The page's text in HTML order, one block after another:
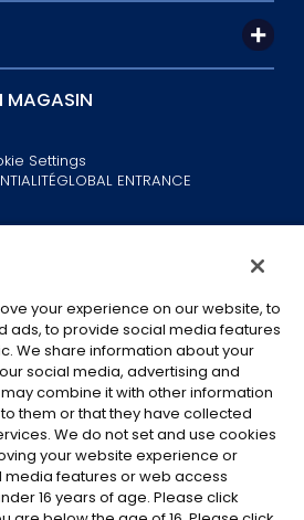
MAGASIN
Settings
GLOBAL ENTRANCE
Animation
données de ce site web ne peuvent être
utilisées sur ce site peuvent différer du
encore en cours de développement.
your experience on our website, to
ads, to provide social media features
We share information about your
social media, advertising and
combine it with other information
them or that they have collected
We do not set and use cookies
your website experience or
features or web access
16 years of age. Please click